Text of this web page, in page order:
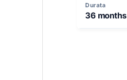
Durata
36 months